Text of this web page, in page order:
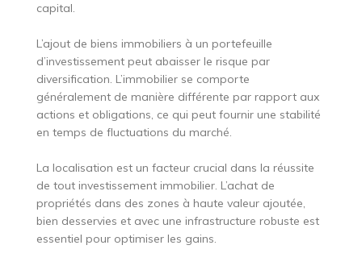
capital.
L’ajout de biens immobiliers à un portefeuille
d’investissement peut abaisser le risque par
diversification. L’immobilier se comporte
généralement de manière différente par rapport aux
actions et obligations, ce qui peut fournir une stabilité
en temps de fluctuations du marché.
La localisation est un facteur crucial dans la réussite
de tout investissement immobilier. L’achat de
propriétés dans des zones à haute valeur ajoutée,
bien desservies et avec une infrastructure robuste est
essentiel pour optimiser les gains.